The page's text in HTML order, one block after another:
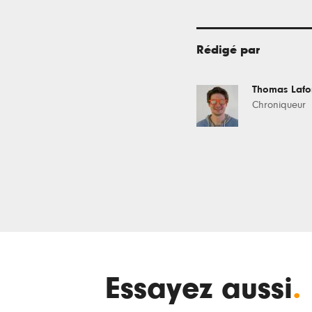
Rédigé par
Thomas
Chroniqueur
Essayez aussi.